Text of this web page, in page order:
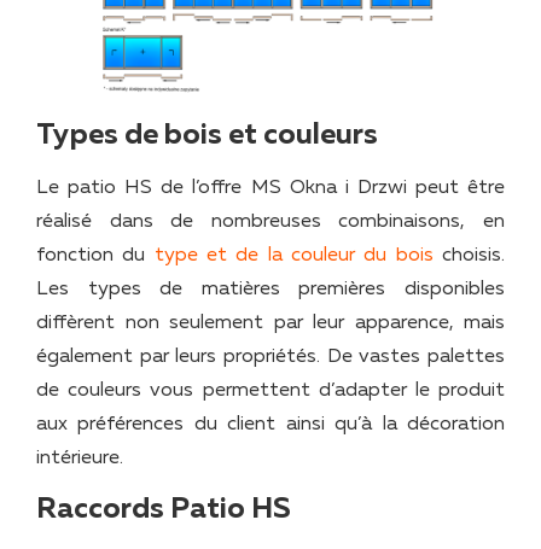
Types de bois et couleurs
Le patio HS de l’offre MS Okna i Drzwi peut être
réalisé dans de nombreuses combinaisons, en
fonction du type et de la couleur du bois choisis.
Les types de matières premières disponibles
diffèrent non seulement par leur apparence, mais
également par leurs propriétés. De vastes palettes
de couleurs vous permettent d’adapter le produit
aux préférences du client ainsi qu’à la décoration
intérieure.
Raccords Patio HS